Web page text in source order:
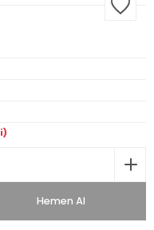
Hemen Al